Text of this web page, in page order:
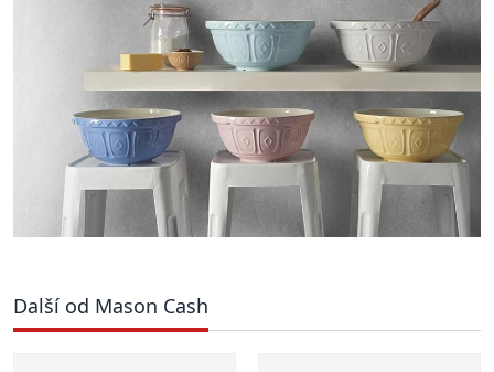
Další od Mason Cash